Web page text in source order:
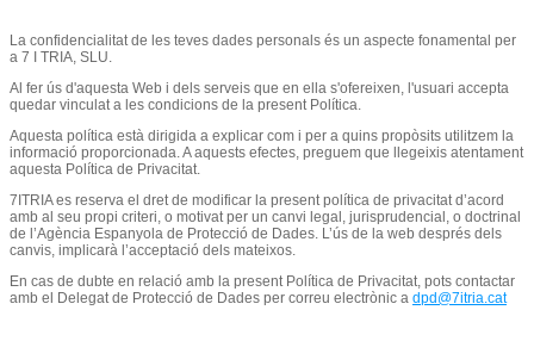
La confidencialitat de les teves dades personals és un aspecte fonamental per
a 7 I TRIA, SLU.
Al fer ús d'aquesta Web i dels serveis que en ella s'ofereixen, l'usuari accepta
quedar vinculat a les condicions de la present Política.
Aquesta política està dirigida a explicar com i per a quins propòsits utilitzem la
informació proporcionada. A aquests efectes, preguem que llegeixis atentament
aquesta Política de Privacitat.
7ITRIA es reserva el dret de modificar la present política de privacitat d’acord
amb al seu propi criteri, o motivat per un canvi legal, jurisprudencial, o doctrinal
de l’Agència Espanyola de Protecció de Dades. L’ús de la web després dels
canvis, implicarà l’acceptació dels mateixos.
En cas de dubte en relació amb la present Política de Privacitat, pots contactar
amb el Delegat de Protecció de Dades per correu electrònic a dpd@7itria.cat